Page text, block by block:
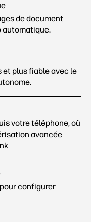
de document
automatique.
et plus fiable avec le
votre téléphone, où
avancée
configurer